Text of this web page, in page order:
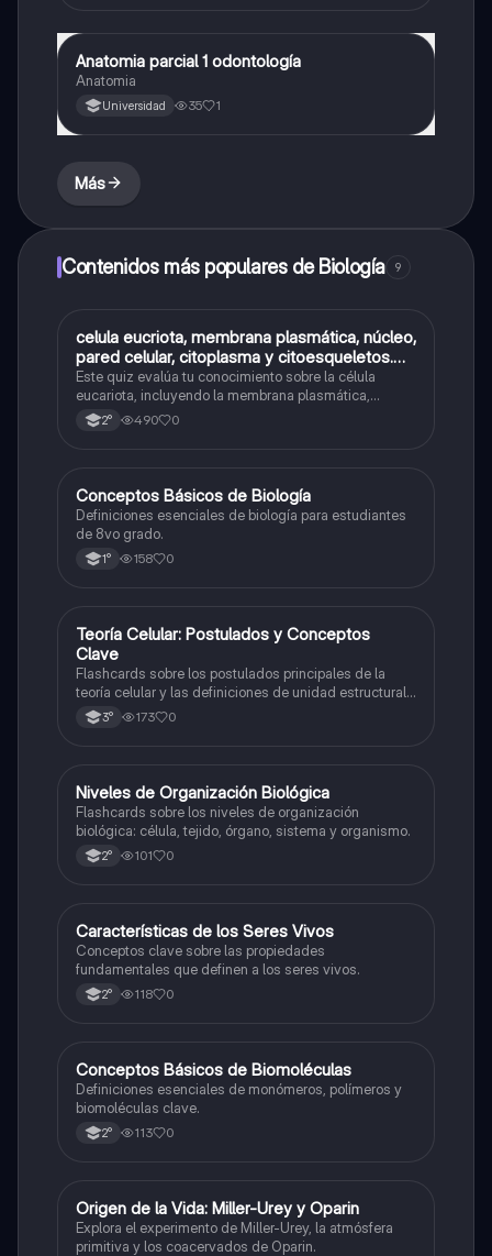
Biología
Anatomia parcial 1 odontología
Anatomia
Universidad 35 1
Más
Contenidos más populares de Biología 9
CBiología
celula eucriota, membrana plasmática, núcleo,
pared celular, citoplasma y citoesqueletos.
nombre se las partes de la celula eucariota
Este quiz evalúa tu conocimiento sobre la célula
eucariota, incluyendo la membrana plasmática,
núcleo, pared celular, citoplasma y citoesqueleto.
2° 490 0
CBiología
Conceptos Básicos de Biología
Definiciones esenciales de biología para estudiantes
de 8vo grado.
1° 158 0
TBiología
Teoría Celular: Postulados y Conceptos
Clave
Flashcards sobre los postulados principales de la
teoría celular y las definiciones de unidad estructural
y funcional.
3° 173 0
NBiología
Niveles de Organización Biológica
Flashcards sobre los niveles de organización
biológica: célula, tejido, órgano, sistema y organismo.
2° 101 0
CBiología
Características de los Seres Vivos
Conceptos clave sobre las propiedades
fundamentales que definen a los seres vivos.
2° 118 0
CBiología
Conceptos Básicos de Biomoléculas
Definiciones esenciales de monómeros, polímeros y
biomoléculas clave.
2° 113 0
OBiología
Origen de la Vida: Miller-Urey y Oparin
Explora el experimento de Miller-Urey, la atmósfera
primitiva y los coacervados de Oparin.